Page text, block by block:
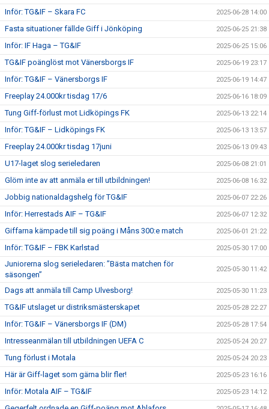
Inför: TG&IF – Skara FC 2025-06-28 14:00
Fasta situationer fällde Giff i Jönköping 2025-06-25 21:38
Inför: IF Haga – TG&IF 2025-06-25 15:06
TG&IF poänglöst mot Vänersborgs IF 2025-06-19 23:17
Inför: TG&IF – Vänersborgs IF 2025-06-19 14:47
Freeplay 24.000kr tisdag 17/6 2025-06-16 18:09
Tung Giff-förlust mot Lidköpings FK 2025-06-13 22:14
Inför: TG&IF – Lidköpings FK 2025-06-13 13:57
Freeplay 24.000kr tisdag 17juni 2025-06-13 09:43
U17-laget slog serieledaren 2025-06-08 21:01
Glöm inte av att anmäla er till utbildningen! 2025-06-08 16:32
Jobbig nationaldagshelg för TG&IF 2025-06-07 22:26
Inför: Herrestads AIF – TG&IF 2025-06-07 12:32
Giffarna kämpade till sig poäng i Måns 300:e match 2025-06-01 21:22
Inför: TG&IF – FBK Karlstad 2025-05-30 17:00
Juniorerna slog serieledaren: ”Bästa matchen för
säsongen”
2025-05-30 11:42
Dags att anmäla till Camp Ulvesborg! 2025-05-30 11:23
TG&IF utslaget ur distriksmästerskapet 2025-05-28 22:27
Inför: TG&IF – Vänersborgs IF (DM) 2025-05-28 17:54
Intresseanmälan till utbildningen UEFA C 2025-05-24 20:27
Tung förlust i Motala 2025-05-24 20:23
Här är Giff-laget som gärna blir fler! 2025-05-23 16:16
Inför: Motala AIF – TG&IF 2025-05-23 14:12